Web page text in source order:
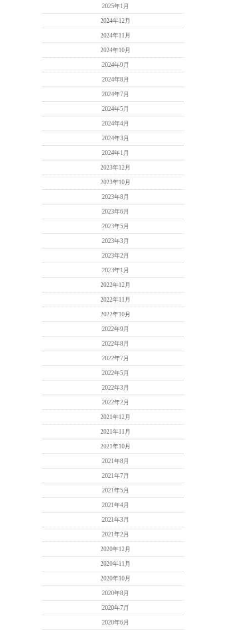
2025年1月
2024年12月
2024年11月
2024年10月
2024年9月
2024年8月
2024年7月
2024年5月
2024年4月
2024年3月
2024年1月
2023年12月
2023年10月
2023年8月
2023年6月
2023年5月
2023年3月
2023年2月
2023年1月
2022年12月
2022年11月
2022年10月
2022年9月
2022年8月
2022年7月
2022年5月
2022年3月
2022年2月
2021年12月
2021年11月
2021年10月
2021年8月
2021年7月
2021年5月
2021年4月
2021年3月
2021年2月
2020年12月
2020年11月
2020年10月
2020年8月
2020年7月
2020年6月